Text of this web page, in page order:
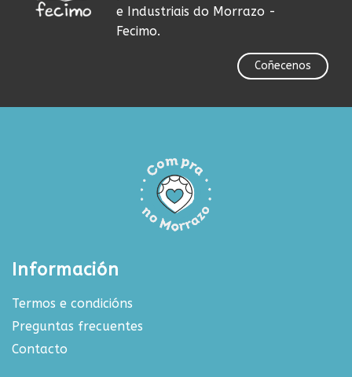
e Industriais do Morrazo -
Fecimo.
Coñecenos
Información
Termos e condicións
Preguntas frecuentes
Contacto